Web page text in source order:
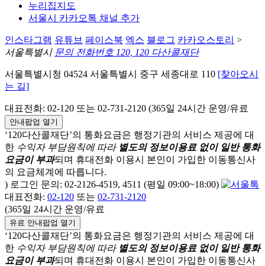
누리집지도
서울시 카카오톡 채널 추가
인스타그램 유튜브 페이스북 엑스 블로그 카카오스토리 >
서울특별시 문의 전화번호 120, 120 다산콜재단
서울특별시청 04524 서울특별시 중구 세종대로 110 [찾아오시
는 길]
대표전화: 02-120 또는 02-731-2120 (365일 24시간 운영/유료
안내팝업 열기
‘120다산콜재단’의 통화요금은 행정기관의 서비스 제공에 대
한 수익자 부담원칙에 따라 별도의 정보이용료 없이 일반 통화
요금이 부과되며 휴대전화 이용시 본인이 가입한 이동통신사
의 요금체계에 따릅니다.
) 로그인 문의: 02-2126-4519, 4511 (평일 09:00~18:00)
대표전화: 02-120 또는 02-731-2120
(365일 24시간 운영/유료
유료 안내팝업 열기
‘120다산콜재단’의 통화요금은 행정기관의 서비스 제공에 대
한 수익자 부담원칙에 따라 별도의 정보이용료 없이 일반 통화
요금이 부과되며 휴대전화 이용시 본인이 가입한 이동통신사